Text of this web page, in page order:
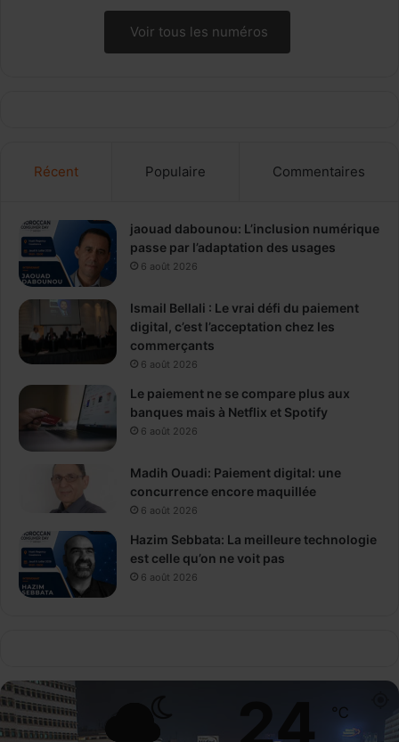
Voir tous les numéros
Récent Populaire Commentaires
jaouad dabounou: L’inclusion numérique
passe par l’adaptation des usages
6 août 2026
Ismail Bellali : Le vrai défi du paiement
digital, c’est l’acceptation chez les
commerçants
6 août 2026
Le paiement ne se compare plus aux
banques mais à Netflix et Spotify
6 août 2026
Madih Ouadi: Paiement digital: une
concurrence encore maquillée
6 août 2026
Hazim Sebbata: La meilleure technologie
est celle qu’on ne voit pas
6 août 2026
24 ℃